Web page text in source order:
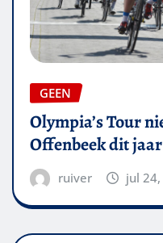
GEEN
Olympia’s Tour
Offenbeek dit jaar
ruiver jul